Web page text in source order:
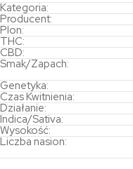
Kategoria:
Producent:
Plon:
THC:
CBD:
Smak/Zapach:
Genetyka:
Czas Kwitnienia:
Działanie:
Indica/Sativa:
Wysokość:
Liczba nasion: